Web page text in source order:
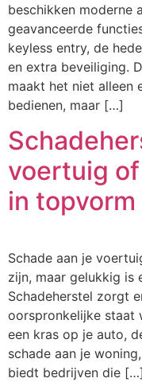
beschikken moderne
geavanceerde
keyless entry, de
en extra beveiliging.
maakt het niet alleen
bedienen, maar […]
voertuig
in
Schade aan je
zijn, maar gelukkig is
Schadeherstel zorgt
oorspronkelijke staat
een kras op je auto,
schade aan je
biedt bedrijven die […]